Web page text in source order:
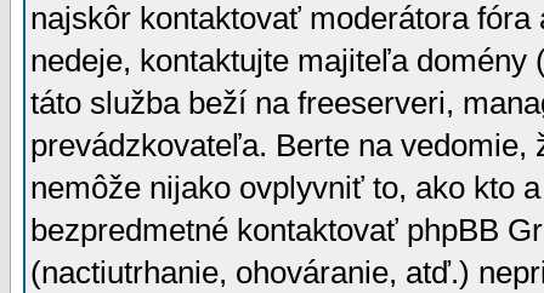
najskôr kontaktovať moderátora
nedeje, kontaktujte majiteľa
táto služba beží na freeserveri,
prevádzkovateľa. Berte na vedomie,
nemôže nijako ovplyvniť to, ako kto
bezpredmetné kontaktovať phpBB
(nactiutrhanie, ohováranie, atď.)